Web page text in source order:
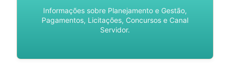
Informações sobre Planejamento e Gestão,
Pagamentos, Licitações, Concursos e Canal
Servidor.